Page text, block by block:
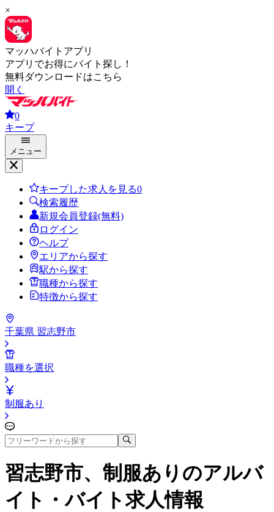
×
マッハバイトアプリ
アプリでお得にバイト探し！
無料ダウンロードはこちら
開く
0
キープ
メニュー
キープした求人を見る0
検索履歴
新規会員登録(無料)
ログイン
ヘルプ
エリアから探す
駅から探す
職種から探す
特徴から探す
千葉県 習志野市
職種を選択
制服あり
習志野市、制服あり のアルバ
イト・バイト求人情報